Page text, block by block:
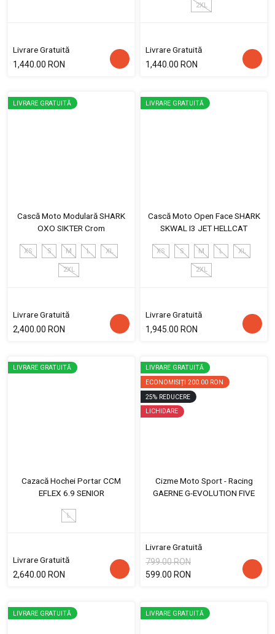
Livrare Gratuită
1,440.00 RON
2XL
Livrare Gratuită
1,440.00 RON
LIVRARE GRATUITĂ
Cască Moto Modulară SHARK
OXO SIKTER Crom
XS S M L XL
2XL
Livrare Gratuită
2,400.00 RON
LIVRARE GRATUITĂ
Cască Moto Open Face SHARK
SKWAL I3 JET HELLCAT
XS S M L XL
2XL
Livrare Gratuită
1,945.00 RON
LIVRARE GRATUITĂ
Cazacă Hochei Portar CCM
EFLEX 6.9 SENIOR
L
Livrare Gratuită
2,640.00 RON
LIVRARE GRATUITĂ
ECONOMISIȚI 200.00 RON
25% REDUCERE
LICHIDARE
Cizme Moto Sport - Racing
GAERNE G-EVOLUTION FIVE
Livrare Gratuită
799.00 RON
599.00 RON
LIVRARE GRATUITĂ LIVRARE GRATUITĂ